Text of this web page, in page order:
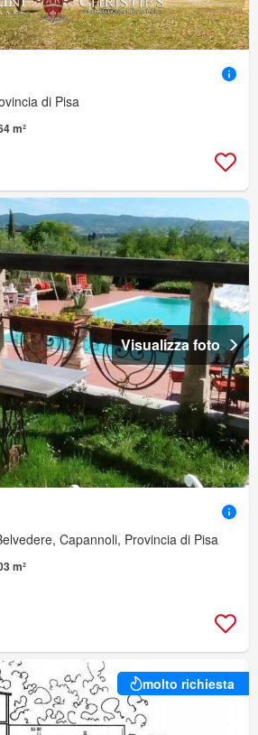
di Pisa
m²
Visualizza foto
Capannoli, Provincia di Pisa
m²
molto richiesta